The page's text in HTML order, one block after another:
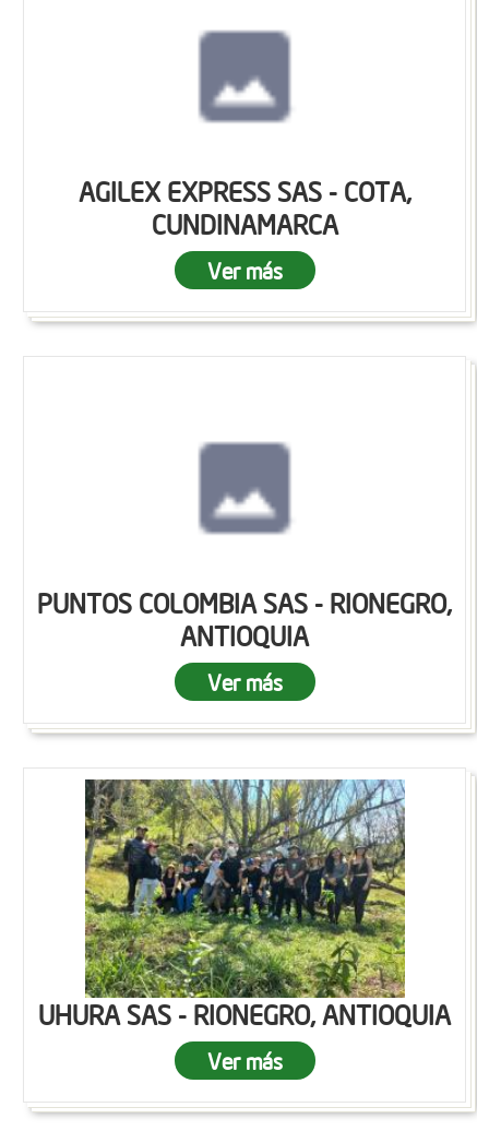
AGILEX EXPRESS SAS - COTA,
CUNDINAMARCA
Ver más
PUNTOS COLOMBIA SAS - RIONEGRO,
ANTIOQUIA
Ver más
UHURA SAS - RIONEGRO, ANTIOQUIA
Ver más